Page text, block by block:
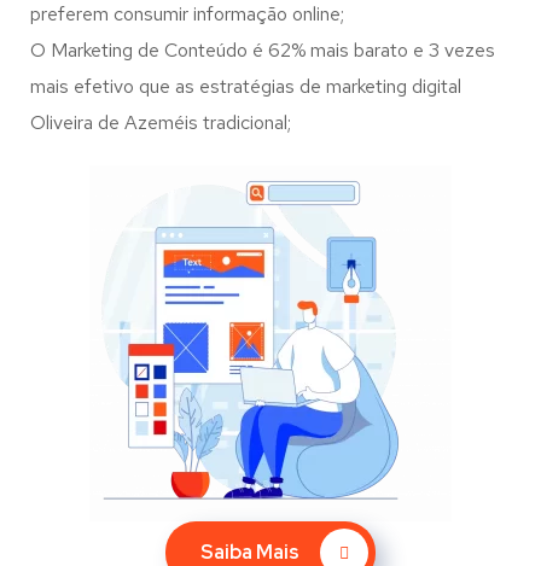
preferem consumir informação online;
O Marketing de Conteúdo é 62% mais barato e 3 vezes
mais efetivo que as estratégias de marketing digital
Oliveira de Azeméis tradicional;
Saiba Mais